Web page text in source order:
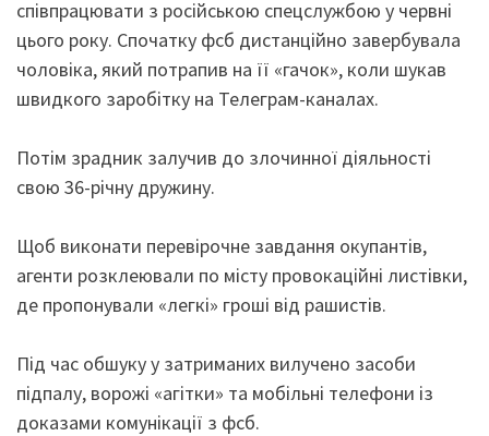
співпрацювати з російською спецслужбою у червні
цього року. Спочатку фсб дистанційно завербувала
чоловіка, який потрапив на її «гачок», коли шукав
швидкого заробітку на Телеграм-каналах.
Потім зрадник залучив до злочинної діяльності
свою 36-річну дружину.
Щоб виконати перевірочне завдання окупантів,
агенти розклеювали по місту провокаційні листівки,
де пропонували «легкі» гроші від рашистів.
Під час обшуку у затриманих вилучено засоби
підпалу, ворожі «агітки» та мобільні телефони із
доказами комунікації з фсб.